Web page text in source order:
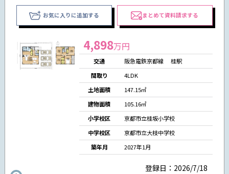
お気に入りに追加する まとめて資料請求する
4,898万円
交通
阪急電鉄京都線 桂駅
間取り
4LDK
土地面積
147.15㎡
建物面積
105.16㎡
小学校区
京都市立桂坂小学校
中学校区
京都市立大枝中学校
築年月
2027年1月
登録日：2026/7/18